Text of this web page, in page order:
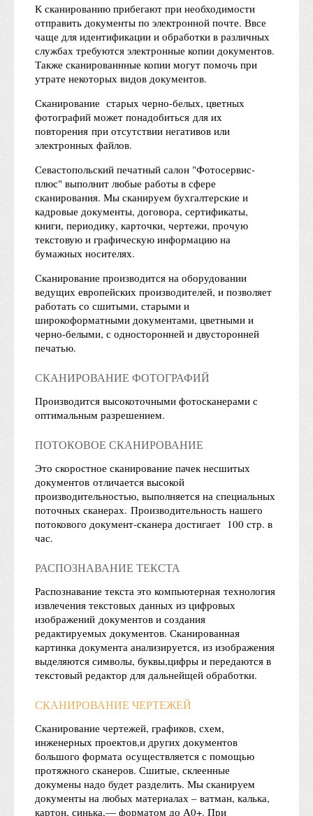
К сканированию прибегают при необходимости
отправить документы по электронной почте. Ввсе
чаще для идентификации и обработки в различных
службах требуются электронные копии документов.
Также сканированнные копии могут помочь при
утрате некоторых видов документов.
Сканирование старых черно-белых, цветных
фотографий может понадобиться для их
повторения при отсутствии негативов или
электронных файлов.
Севастопольский печатный салон "Фотосервис-
плюс" выполнит любые работы в сфере
сканирования. Мы сканируем бухгалтерские и
кадровые документы, договора, сертификаты,
книги, периодику, карточки, чертежи, прочую
текстовую и графическую информацию на
бумажных носителях.
Сканирование производится на оборудовании
ведущих европейских производителей, и позволяет
работать со сшитыми, старыми и
широкоформатными документами, цветными и
черно-белыми, с односторонней и двусторонней
печатью.
СКАНИРОВАНИЕ ФОТОГРАФИЙ
Производится высокоточными фотосканерами с
оптимальным разрешением.
ПОТОКОВОЕ СКАНИРОВАНИЕ
Это скоростное сканирование пачек несшитых
документов отличается высокой
производительностью, выполняется на специальных
поточных сканерах. Производительность нашего
потокового документ-сканера достигает 100 стр. в
час.
РАСПОЗНАВАНИЕ ТЕКСТА
Распознавание текста это компьютерная технология
извлечения текстовых данных из цифровых
изображений документов и создания
редактируемых документов. Сканированная
картинка документа анализируется, из изображения
выделяются символы, буквы,цифры и передаются в
текстовый редактор для дальнейщей обработки.
СКАНИРОВАНИЕ ЧЕРТЕЖЕЙ
Сканирование чертежей, графиков, схем,
инженерных проектов,и других документов
большого формата осуществляется с помощью
протяжного сканеров. Сшитые, склеенные
докумены надо будет разделить. Мы сканируем
документы на любых материалах – ватман, калька,
картон, синька,— форматом до А0+. При